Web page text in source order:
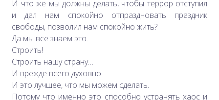
И что же мы должны делать, чтобы террор отступил
и дал нам спокойно отпраздновать праздник
свободы, позволил нам спокойно жить?
Да мы все знаем это.
Строить!
Строить нашу страну…
И прежде всего духовно.
И это лучшее, что мы можем сделать.
Потому что именно это способно устранять хаос и